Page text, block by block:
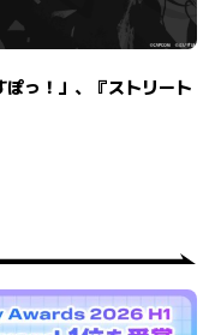
！」、『ストリート